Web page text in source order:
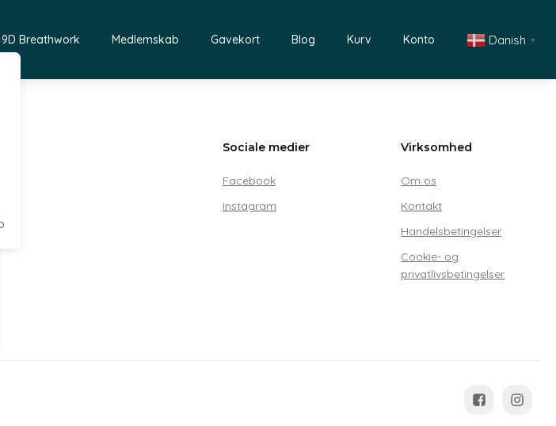
9D Breathwork Medlemskab Gavekort Blog Kurv Konto Danish ▼
Sociale medier
Facebook
Instagram
Virksomhed
Om os
Kontakt
Handelsbetingelser
Cookie- og
privatlivsbetingelser